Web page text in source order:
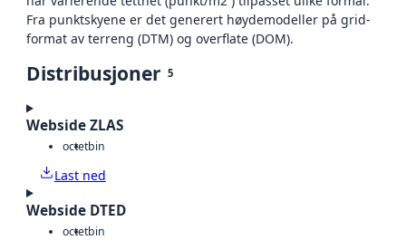
Fra punktskyene er det generert høydemodeller på grid-
format av terreng (DTM) og overflate (DOM).
Distribusjoner 5
Webside ZLAS
octetbin
Last ned
Webside DTED
octetbin